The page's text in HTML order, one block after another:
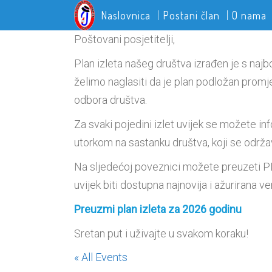
Naslovnica Postani član O nama
Poštovani posjetitelji,
Plan izleta našeg društva izrađen je s
želimo naglasiti da je plan podložan
odbora društva.
Za svaki pojedini izlet uvijek se možete
utorkom na sastanku društva, koji se
Na sljedećoj poveznici možete preuzeti
uvijek biti dostupna najnovija i ažurirana
Preuzmi plan izleta za 2026 godinu
Sretan put i uživajte u svakom koraku!
« All Events